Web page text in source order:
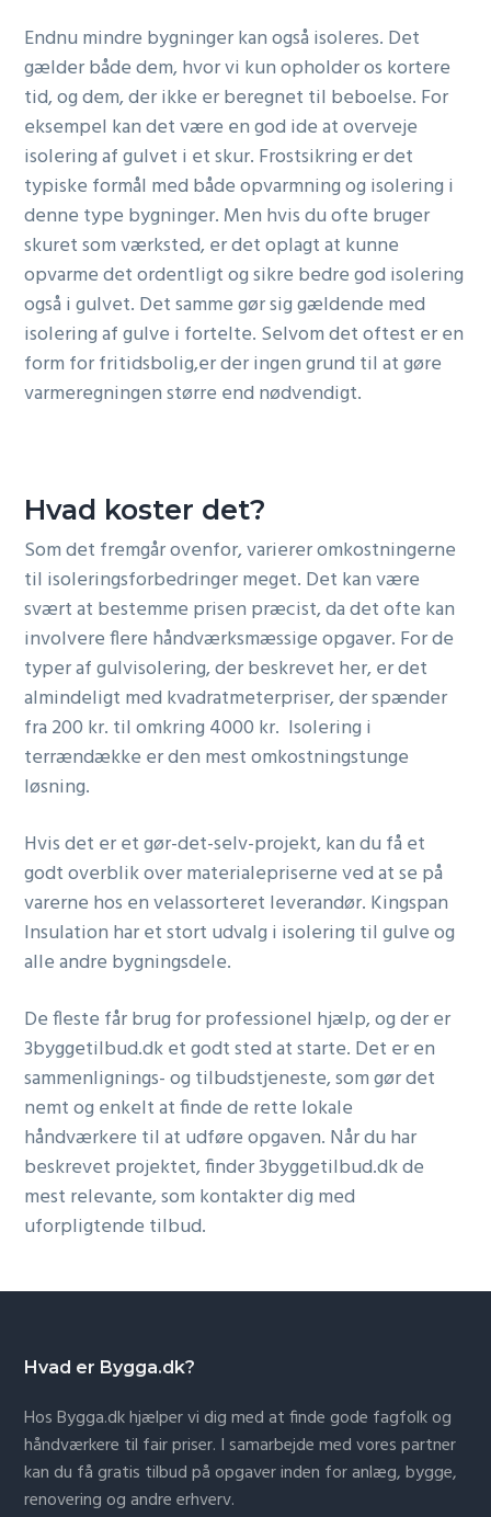
Endnu mindre bygninger kan også isoleres. Det
gælder både dem, hvor vi kun opholder os kortere
tid, og dem, der ikke er beregnet til beboelse. For
eksempel kan det være en god ide at overveje
isolering af gulvet i et skur. Frostsikring er det
typiske formål med både opvarmning og isolering i
denne type bygninger. Men hvis du ofte bruger
skuret som værksted, er det oplagt at kunne
opvarme det ordentligt og sikre bedre god isolering
også i gulvet. Det samme gør sig gældende med
isolering af gulve i fortelte. Selvom det oftest er en
form for fritidsbolig,er der ingen grund til at gøre
varmeregningen større end nødvendigt.
Hvad koster det?
Som det fremgår ovenfor, varierer omkostningerne
til isoleringsforbedringer meget. Det kan være
svært at bestemme prisen præcist, da det ofte kan
involvere flere håndværksmæssige opgaver. For de
typer af gulvisolering, der beskrevet her, er det
almindeligt med kvadratmeterpriser, der spænder
fra 200 kr. til omkring 4000 kr. Isolering i
terrændække er den mest omkostningstunge
løsning.
Hvis det er et gør-det-selv-projekt, kan du få et
godt overblik over materialepriserne ved at se på
varerne hos en velassorteret leverandør. Kingspan
Insulation har et stort udvalg i isolering til gulve og
alle andre bygningsdele.
De fleste får brug for professionel hjælp, og der er
3byggetilbud.dk et godt sted at starte. Det er en
sammenlignings- og tilbudstjeneste, som gør det
nemt og enkelt at finde de rette lokale
håndværkere til at udføre opgaven. Når du har
beskrevet projektet, finder 3byggetilbud.dk de
mest relevante, som kontakter dig med
uforpligtende tilbud.
Hvad er Bygga.dk?
Hos Bygga.dk hjælper vi dig med at finde gode fagfolk og
håndværkere til fair priser. I samarbejde med vores partner
kan du få gratis tilbud på opgaver inden for anlæg, bygge,
renovering og andre erhverv.